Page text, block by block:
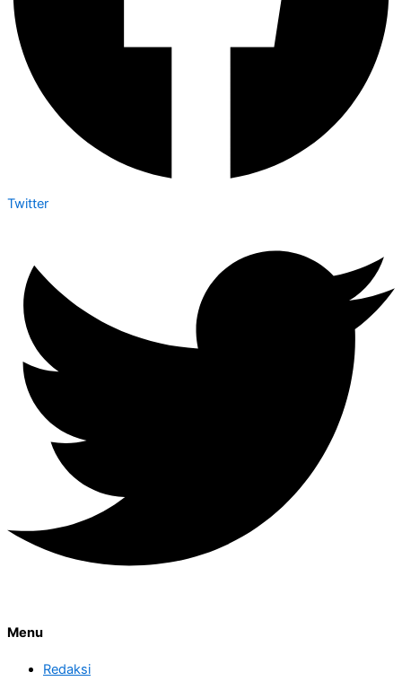
Twitter
Menu
Redaksi